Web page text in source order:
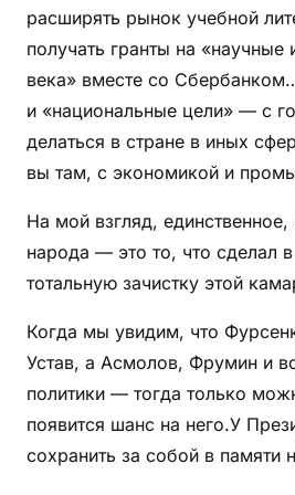
расширять рынок учебной
получать гранты на
века» вместе со
и «национальные цели» — с
делаться в стране в иных
вы там, с экономикой и
На мой взгляд,
народа — это то, что сделал
тотальную зачистку этой
Когда мы увидим, что
Устав, а Асмолов, Фрумин и
политики — тогда только
появится шанс на него.У
сохранить за собой в памяти